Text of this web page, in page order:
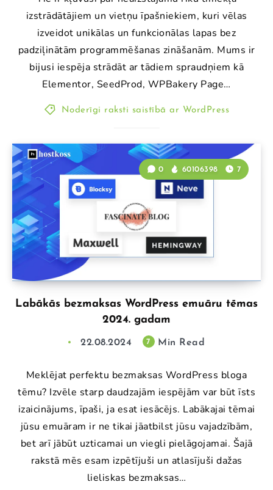
izstrādātājiem un vietņu īpašniekiem, kuri vēlas
izveidot unikālas un funkcionālas lapas bez
padziļinātām programmēšanas zināšanām. Mums ir
bijusi iespēja strādāt ar tādiem spraudņiem kā
Elementor, SeedProd, WPBakery Page…
Noderīgi raksti saistībā ar WordPress
Labākās bezmaksas WordPress emuāru tēmas
2024. gadam
0 60106398 7
22.08.2024 7 Min Read
Meklējat perfektu bezmaksas WordPress bloga
tēmu? Izvēle starp daudzajām iespējām var būt īsts
izaicinājums, īpaši, ja esat iesācējs. Labākajai tēmai
jūsu emuāram ir ne tikai jāatbilst jūsu vajadzībām,
bet arī jābūt uzticamai un viegli pielāgojamai. Šajā
rakstā mēs esam izpētījuši un atlasījuši dažas
lieliskas bezmaksas…